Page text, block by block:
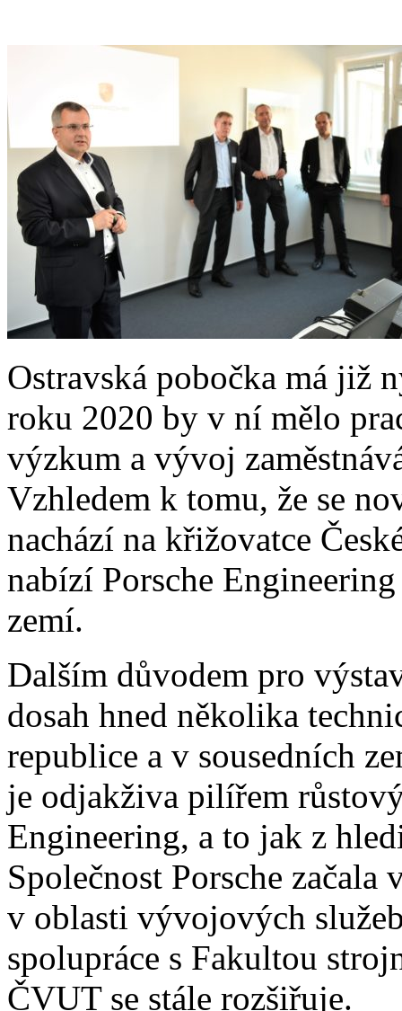
Ostravská pobočka má již
roku 2020 by v ní mělo
výzkum a vývoj
Vzhledem k tomu, že se
nachází na křižovatce
nabízí Porsche
zemí.
Dalším důvodem pro
dosah hned několika
republice a v sousedních
je odjakživa pilířem
Engineering, a to jak z
Společnost Porsche
v oblasti vývojových
spolupráce s Fakultou
ČVUT se stále rozšiřuje.